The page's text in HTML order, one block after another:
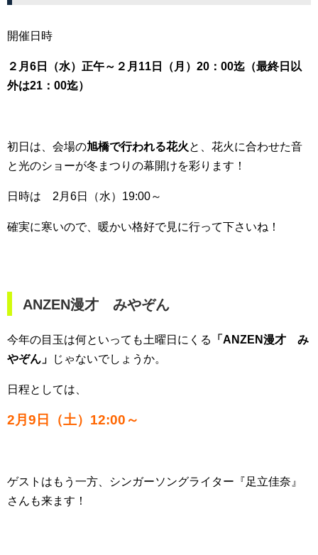
開催日時
２月6日（水）正午～２月11日（月）20：00迄（最終日以
外は21：00迄）
初日は、会場の旭橋で行われる花火と、花火に合わせた音
と光のショーが冬まつりの幕開けを彩ります！
日時は 2月6日（水）19:00～
確実に寒いので、暖かい格好で見に行って下さいね！
ANZEN漫才 みやぞん
今年の目玉は何といっても土曜日にくる
「ANZEN漫才 み
やぞん」
じゃないでしょうか。
日程としては、
2月9日（土）12:00～
ゲストはもう一方、シンガーソングライター『足立佳奈』
さんも来ます！